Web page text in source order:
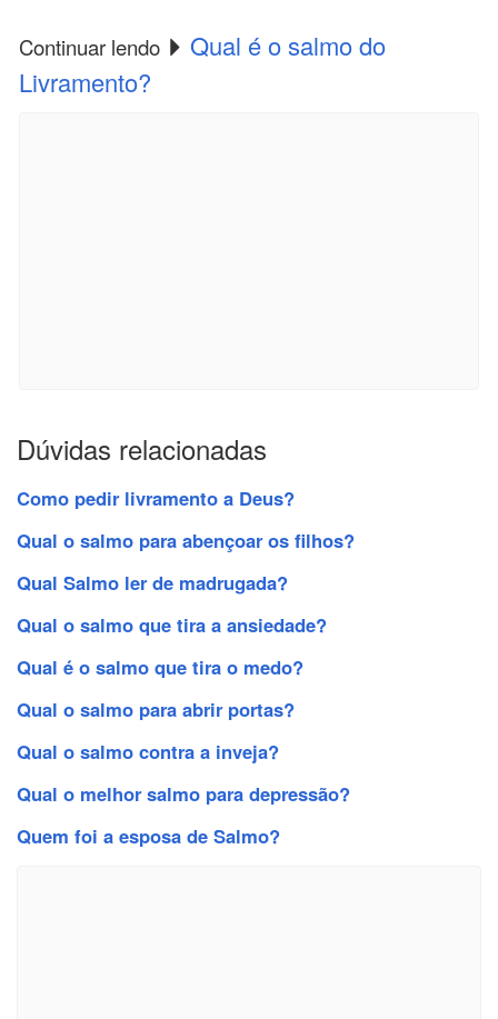
Continuar lendo
Qual é o salmo do
Livramento?
Dúvidas relacionadas
Como pedir livramento a Deus?
Qual o salmo para abençoar os filhos?
Qual Salmo ler de madrugada?
Qual o salmo que tira a ansiedade?
Qual é o salmo que tira o medo?
Qual o salmo para abrir portas?
Qual o salmo contra a inveja?
Qual o melhor salmo para depressão?
Quem foi a esposa de Salmo?